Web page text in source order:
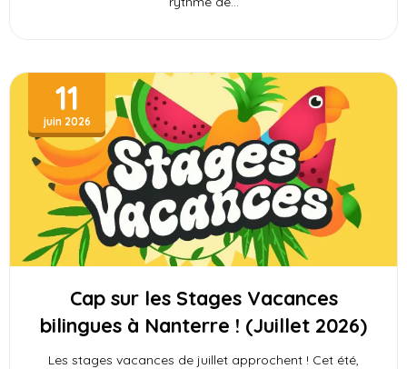
Cap sur les Stages Vacances
bilingues à Nanterre ! (Juillet 2026)
11
juin 2026
Les stages vacances de juillet approchent ! Cet été,